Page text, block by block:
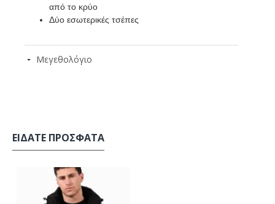
από το κρύο
Δύο εσωτερικές τσέπες
Μεγεθολόγιο
ΕΊΔΑΤΕ ΠΡΌΣΦΑΤΑ